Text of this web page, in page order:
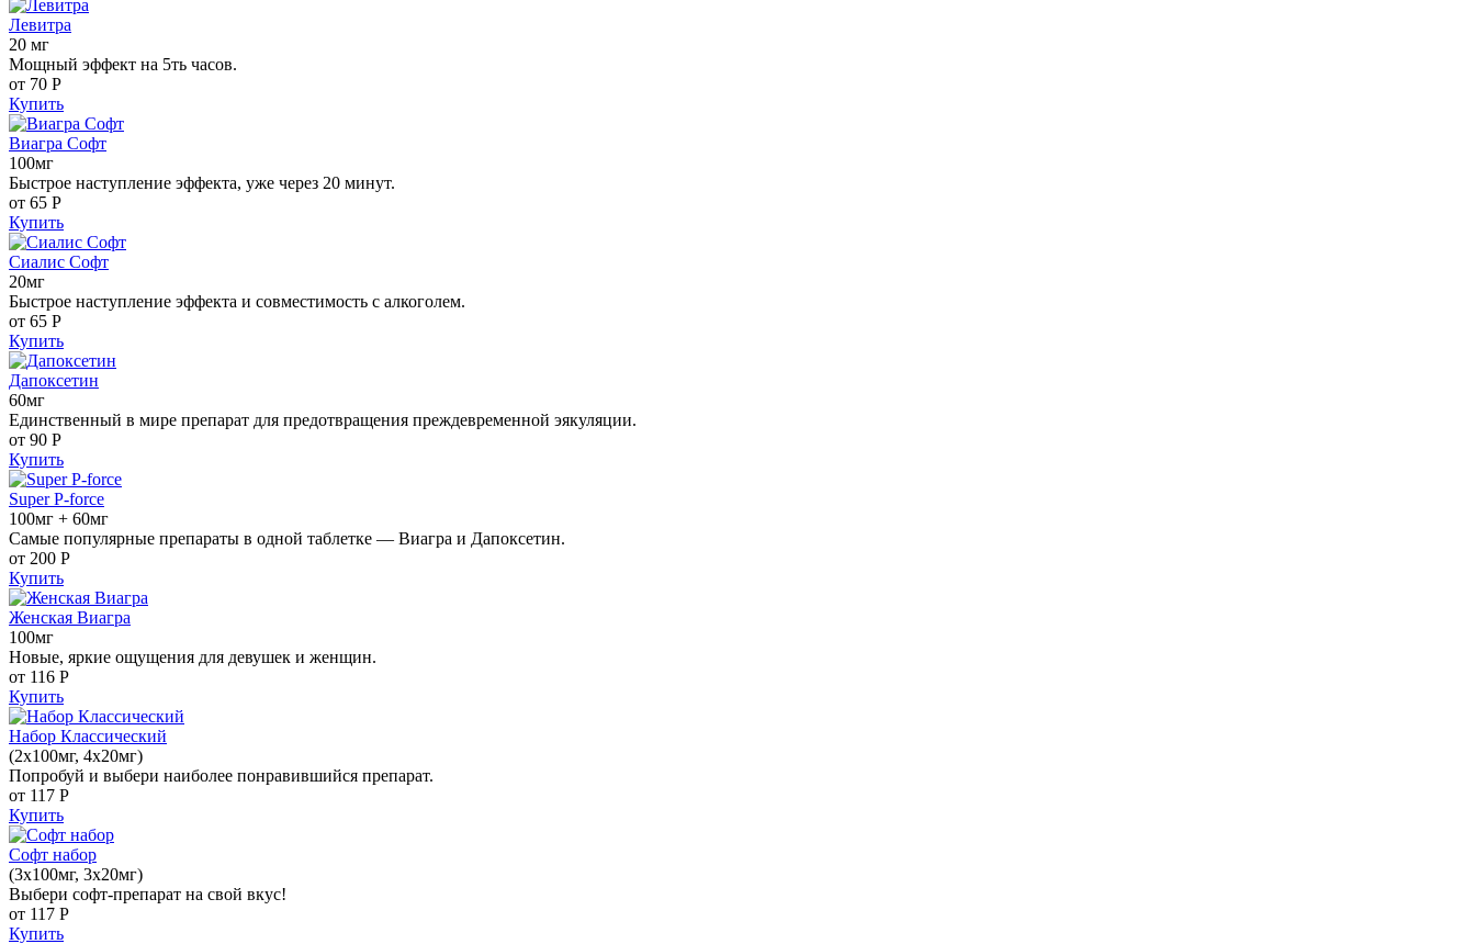
Левитра
20 мг
Мощный эффект на 5ть часов.
от 70 Р
Купить
Виагра Софт
100мг
Быстрое наступление эффекта, уже через 20 минут.
от 65 Р
Купить
Сиалис Софт
20мг
Быстрое наступление эффекта и совместимость с алкоголем.
от 65 Р
Купить
Дапоксетин
60мг
Единственный в мире препарат для предотвращения преждевременной эякуляции.
от 90 Р
Купить
Super P-force
100мг + 60мг
Самые популярные препараты в одной таблетке — Виагра и Дапоксетин.
от 200 Р
Купить
Женская Виагра
100мг
Новые, яркие ощущения для девушек и женщин.
от 116 Р
Купить
Набор Классический
(2x100мг, 4x20мг)
Попробуй и выбери наиболее понравившийся препарат.
от 117 Р
Купить
Софт набор
(3x100мг, 3x20мг)
Выбери софт-препарат на свой вкус!
от 117 Р
Купить